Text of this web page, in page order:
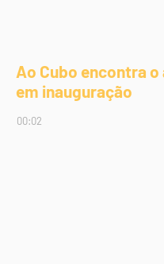
Ao Cubo encontra
em inauguração
00:02